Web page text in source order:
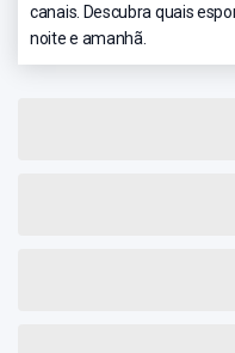
canais. Descubra quais
noite e amanhã.